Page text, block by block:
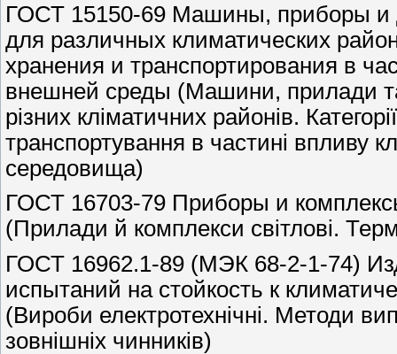
ГОСТ 15150-69 Машины, приборы и
для различных климатических
хранения и транспортирования в
внешней среды (Машини, прилади та
різних кліматичних районів.
транспортування в частині впливу
середовища)
ГОСТ 16703-79 Приборы и
(Прилади й комплекси світлові.
ГОСТ 16962.1-89 (МЭК 68-2-1-74)
испытаний на стойкость к
(Вироби електротехнічні. Методи
зовнішніх чинників)